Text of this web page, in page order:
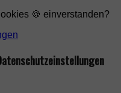
🍪 einverstanden?